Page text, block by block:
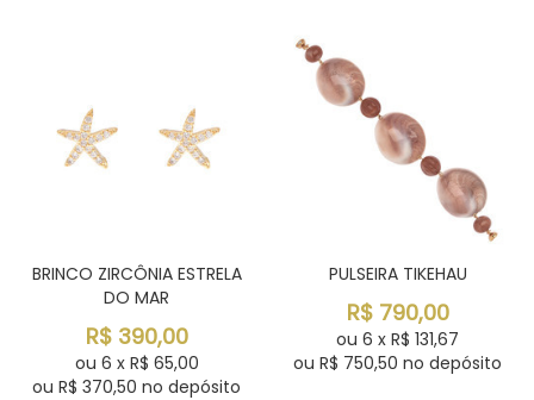
BRINCO ZIRCÔNIA ESTRELA
DO MAR
R$ 390,00
ou 6 x R$ 65,00
ou R$ 370,50 no depósito
PULSEIRA TIKEHAU
R$ 790,00
ou 6 x R$ 131,67
ou R$ 750,50 no depósito